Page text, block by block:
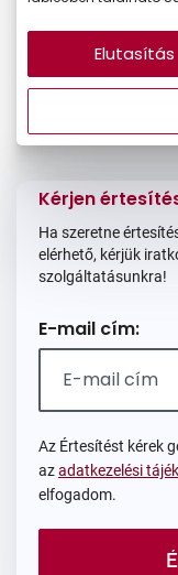
Online
Ingyenes szállítás
Méret: L
Kérjen
Ha szeretne
elérhető, kérjük
szolgáltatásunkra!
E-mail cím:
Az Értesítést kérek
azadatkezelési
elfogadom.
Elutasítás